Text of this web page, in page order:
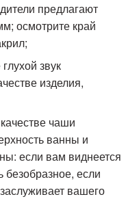
предлагают
осмотрите край
звук
изделия,
чаши
ванны и
если вам виднеется
безобразное, если
вашего